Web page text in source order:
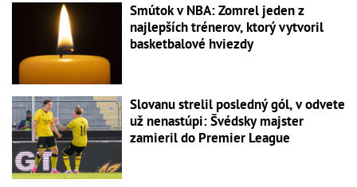
Smútok v NBA: Zomrel jeden z
najlepších trénerov, ktorý vytvoril
basketbalové hviezdy
Slovanu strelil posledný gól, v odvete
už nenastúpi: Švédsky majster
zamieril do Premier League